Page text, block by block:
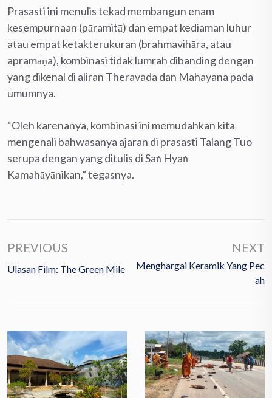
Prasasti ini menulis tekad membangun enam
kesempurnaan (pāramitā) dan empat kediaman luhur
atau empat ketakterukuran (brahmavihāra, atau
apramāṇa), kombinasi tidak lumrah dibanding dengan
yang dikenal di aliran Theravada dan Mahayana pada
umumnya.
“Oleh karenanya, kombinasi ini memudahkan kita
mengenali bahwasanya ajaran di prasasti Talang Tuo
serupa dengan yang ditulis di Saṅ Hyaṅ
Kamahāyānikan,” tegasnya.
PREVIOUS
Ulasan Film: The Green Mile
NEXT
Menghargai Keramik Yang Pec
Ah